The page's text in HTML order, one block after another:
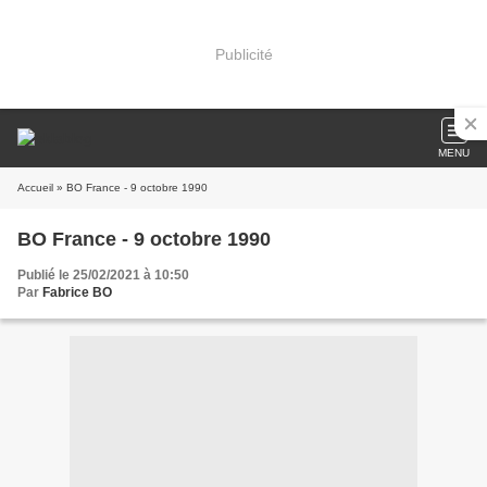
Publicité
MENU
Accueil » BO France - 9 octobre 1990
BO France - 9 octobre 1990
Publié le 25/02/2021 à 10:50
Par Fabrice BO